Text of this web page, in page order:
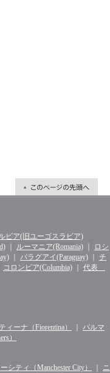
ビア(旧ユーゴスラビア)
ルーマニア(Romania)
ロシ
パラグアイ(Paraguay)
チ
コロンビア(Columbia)
代表
ィーナ（Fiorentina）
パルマ
）
シティ（Manchester City）
ニ